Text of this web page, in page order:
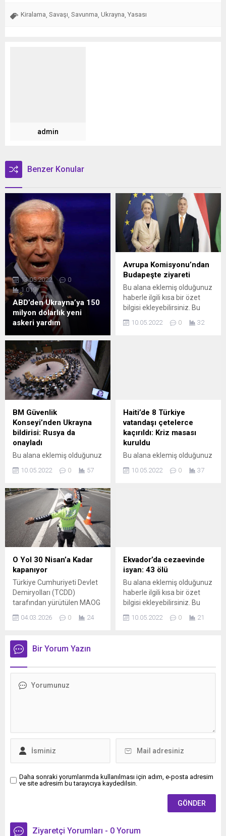
Kiralama Savaşı Savunma Ukrayna Yasası
admin
Benzer Konular
ABD’den Ukrayna’ya 150
milyon dolarlık yeni
askeri yardım
13.05.2022
0
1.019
Avrupa Komisyonu’ndan
Budapeşte ziyareti
Bu alana eklemiş olduğunuz
haberle ilgili kısa bir özet
bilgisi ekleyebilirsiniz. Bu
sayfasında "Özet"
10.05.2022 0 32
BM Güvenlik
Konseyi’nden Ukrayna
bildirisi: Rusya da
onayladı
Bu alana eklemiş olduğunuz
bilgisi ekleyebilirsiniz. Bu
sayfasında "Özet"
bölümünden eklenebilir.
Özet eklenmişse başlık
altında kalın olarak bu
şekilde gösterilir,
eklenmemişse bu alan boş
kalır.
10.05.2022 0 57
Haiti’de 8 Türkiye
vatandaşı çetelerce
kaçırıldı: Kriz masası
kuruldu
Bu alana eklemiş olduğunuz
bilgisi ekleyebilirsiniz. Bu
kalır.
10.05.2022 0 37
O Yol 30 Nisan’a Kadar
kapanıyor
Türkiye Cumhuriyeti Devlet
Demiryolları (TCDD)
tarafından yürütülen MAOG
Yüksek Standartlı Demiryolu
Hattı inşaatı kapsamında
imalat çalışmaları nedeniyle
önemli bir trafik
Karayolu’nun Mersin’den
tamamlanması...
04.03.2026 0 24
Ekvador’da cezaevinde
isyan: 43 ölü
Bu alana eklemiş olduğunuz
haberle ilgili kısa bir özet
bilgisi ekleyebilirsiniz. Bu
metin yazı düzenleme
sayfasında "Özet"
10.05.2022 0 21
Bir Yorum Yazın
Daha sonraki yorumlarımda kullanılması için adım, e-posta adresim
ve site adresim bu tarayıcıya kaydedilsin.
Ziyaretçi Yorumları - 0 Yorum